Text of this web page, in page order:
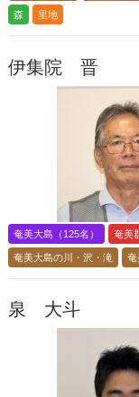
森 里地
伊集院 晋
奄美大島（125名） 奄美
奄美大島の川・沢・滝
泉 大斗